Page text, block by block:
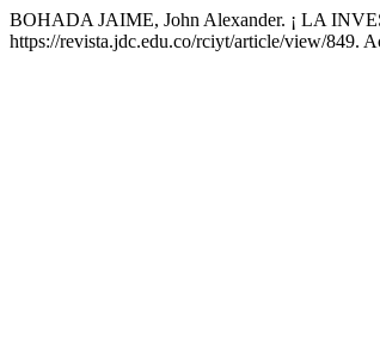
BOHADA JAIME, John Alexander. ¡ LA
https://revista.jdc.edu.co/rciyt/article/view/849.